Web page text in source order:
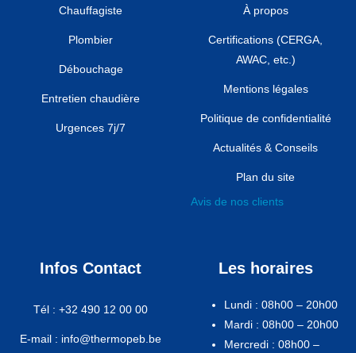
Chauffagiste
Plombier
Débouchage
Entretien chaudière
Urgences 7j/7
À propos
Certifications (CERGA,
AWAC, etc.)
Mentions légales
Politique de confidentialité
Actualités & Conseils
Plan du site
Avis de nos clients
Infos Contact
Tél : +32 490 12 00 00
E-mail : info@thermopeb.be
Les horaires
Lundi : 08h00 – 20h00
Mardi : 08h00 – 20h00
Mercredi : 08h00 –